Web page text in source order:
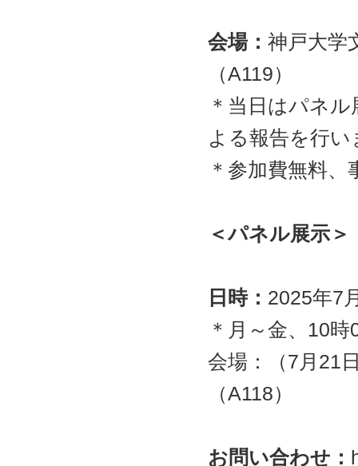
会場： 神戸大学
（A119）
＊当日はパネ
よる報告を行い
＊参加費無料
＜パネル展示＞
日時： 2025年7
＊月～金、10
会場：（7月21
（A118）
お問い合わせ：